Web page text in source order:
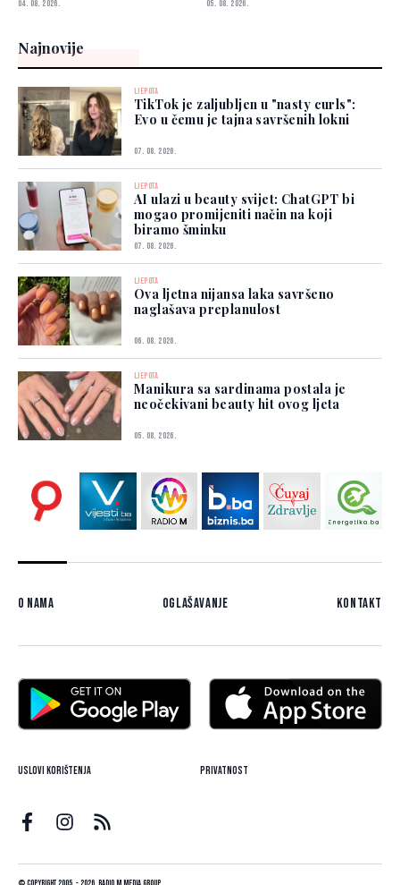
04. 08. 2026. 05. 08. 2026.
Najnovije
LJEPOTA
TikTok je zaljubljen u "nasty curls":
Evo u čemu je tajna savršenih lokni
07. 08. 2026.
LJEPOTA
AI ulazi u beauty svijet: ChatGPT bi
mogao promijeniti način na koji
biramo šminku
07. 08. 2026.
LJEPOTA
Ova ljetna nijansa laka savršeno
naglašava preplanulost
06. 08. 2026.
LJEPOTA
Manikura sa sardinama postala je
neočekivani beauty hit ovog ljeta
05. 08. 2026.
O nama Oglašavanje Kontakt
Uslovi korištenja Privatnost
© Copyright 2005. - 2026. Radio M Media Group.